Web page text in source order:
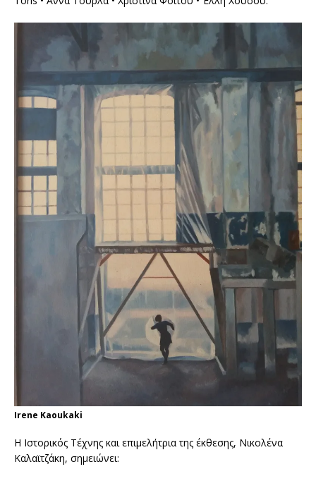
Irene Kaoukaki
Η Ιστορικός Τέχνης και επιμελήτρια της έκθεσης, Νικολένα
Καλαϊτζάκη, σημειώνει: